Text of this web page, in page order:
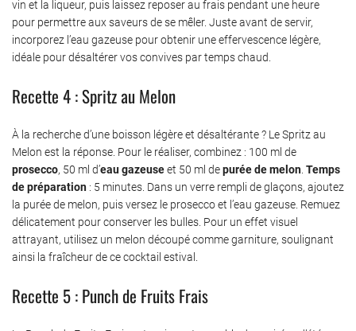
vin et la liqueur, puis laissez reposer au frais pendant une heure
pour permettre aux saveurs de se mêler. Juste avant de servir,
incorporez l’eau gazeuse pour obtenir une effervescence légère,
idéale pour désaltérer vos convives par temps chaud.
Recette 4 : Spritz au Melon
À la recherche d’une boisson légère et désaltérante ? Le Spritz au
Melon est la réponse. Pour le réaliser, combinez : 100 ml de
prosecco, 50 ml d’eau gazeuseet 50 ml depurée de melon Temps
de préparation : 5 minutes. Dans un verre rempli de glaçons, ajoutez
la purée de melon, puis versez le prosecco et l’eau gazeuse. Remuez
délicatement pour conserver les bulles. Pour un effet visuel
attrayant, utilisez un melon découpé comme garniture, soulignant
ainsi la fraîcheur de ce cocktail estival.
Recette 5 : Punch de Fruits Frais